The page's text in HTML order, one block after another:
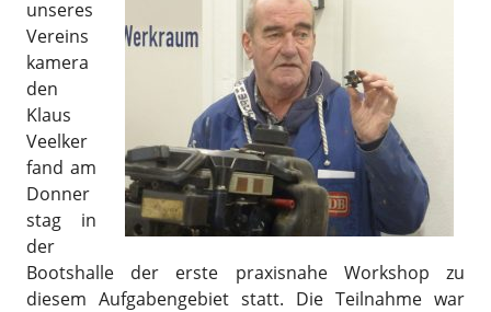
unseres
Vereins
kamera
den
Klaus
Veelker
fand am
Donner
stag in
der
Bootshalle der erste praxisnahe Workshop zu
diesem Aufgabengebiet statt. Die Teilnahme war